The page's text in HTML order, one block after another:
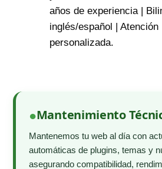
años de experiencia |
inglés/español | Atención
personalizada.
Mantenimiento
Mantenemos tu web al día con
automáticas de plugins, temas y
asegurando compatibilidad,